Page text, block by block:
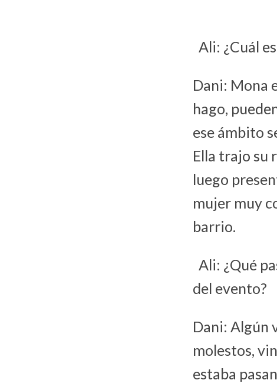
Ali: ¿Cuál
Dani: Mona
hago,
ese ámbito
Ella trajo su
luego
mujer muy
barrio.
Ali: ¿Qué
del evento?
Dani: Algún
molestos,
estaba